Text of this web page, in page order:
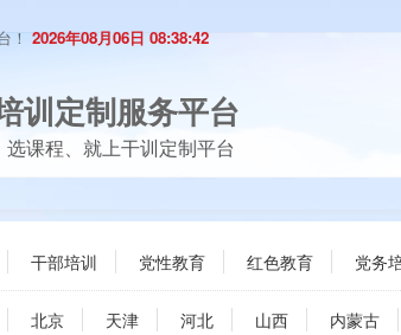
！ 2026年08月06日 08:38:42
训定制服务平台
选课程、就上干训定制平台
干部培训 党性教育 红色教育 党务
北京 天津 河北 山西 内蒙古